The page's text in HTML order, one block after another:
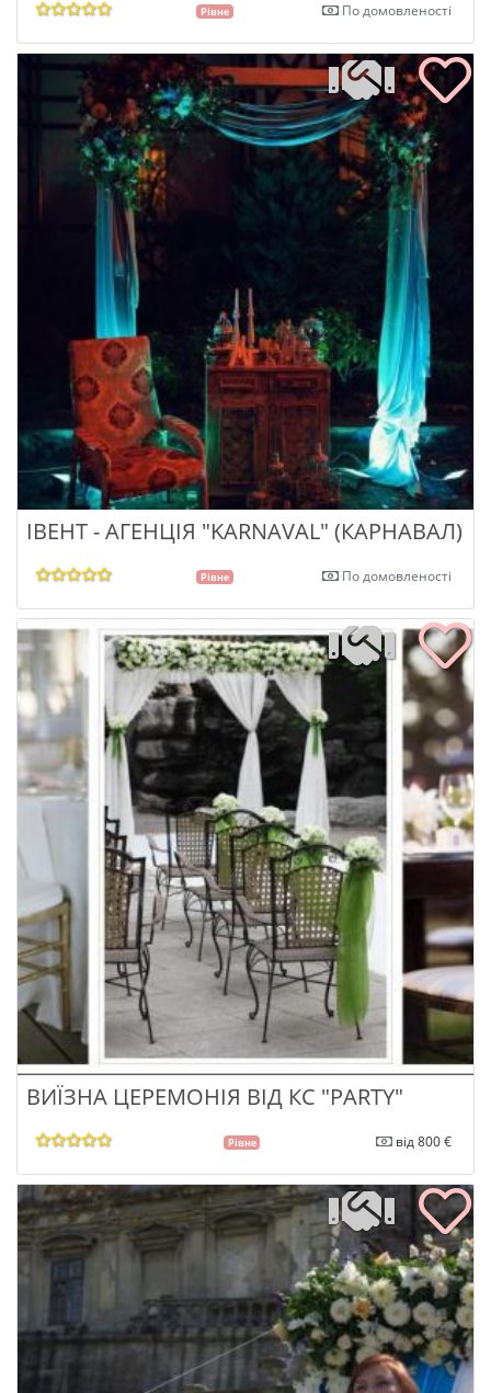
Рівне По домовленості
ІВЕНТ - АГЕНЦІЯ "KARNAVAL" (КАРНАВАЛ)
Рівне По домовленості
ВИЇЗНА ЦЕРЕМОНІЯ ВІД КС "PARTY"
Рівне від 800 €